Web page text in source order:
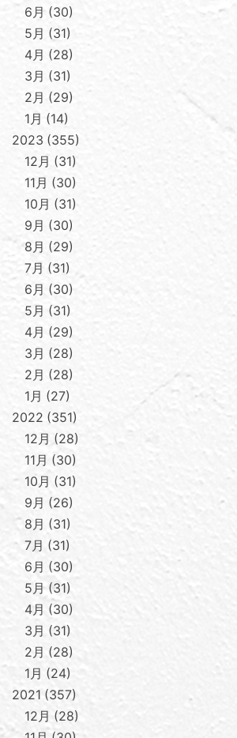
6月
30
5月
31
4月
28
3月
31
2月
29
1月
14
2023 355
12月
31
11月
30
10月
31
9月
30
8月
29
7月
31
6月
30
5月
31
4月
29
3月
28
2月
28
1月
27
2022 351
12月
28
11月
30
10月
31
9月
26
8月
31
7月
31
6月
30
5月 31
4月
30
3月
31
2月
28
1月
24
2021 357
12月
28